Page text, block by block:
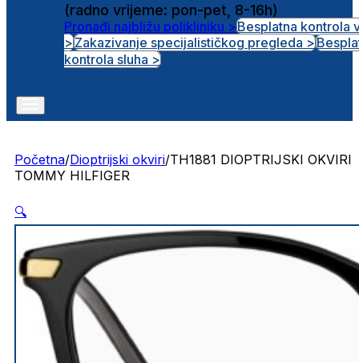
(radno vrijeme: pon-pet, 8-16h)
Pronađi najbližu polikliniku >Besplatna kontrola
>Zakazivanje specijalističkog pregleda >
kontrola sluha >
Početna/Dioptrijski okviri/TH1881 DIOPTRIJSKI OKVIRI
TOMMY HILFIGER
🔍